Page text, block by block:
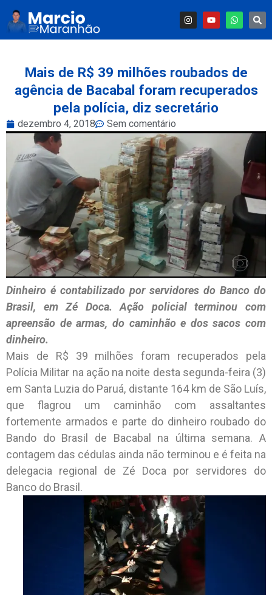
Mais de R$ 39 milhões roubados de
agência de Bacabal foram recuperados
pela polícia, diz secretário
dezembro 4, 2018 Sem comentário
Dinheiro é contabilizado por servidores do Banco do
Brasil, em Zé Doca. Ação policial terminou com
apreensão de armas, do caminhão e dos sacos com
dinheiro.
Mais de R$ 39 milhões foram recuperados pela
Polícia Militar na ação na noite desta segunda-feira (3)
em Santa Luzia do Paruá, distante 164 km de São Luís,
que flagrou um caminhão com assaltantes
fortemente armados e parte do dinheiro roubado do
Bando do Brasil de Bacabal na última semana. A
contagem das cédulas ainda não terminou e é feita na
delegacia regional de Zé Doca por servidores do
Banco do Brasil.